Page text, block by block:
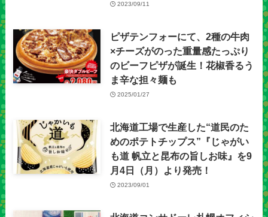
2023/09/11
ピザテンフォーにて、2種の牛肉
×チーズがのった重量感たっぷり
のビーフピザが誕生！花椒香るう
ま辛な担々麺も
2025/01/27
北海道工場で生産した“道民のた
めのポテトチップス”『じゃがい
も道 帆立と昆布の旨しお味』を9
月4日（月）より発売！
2023/09/01